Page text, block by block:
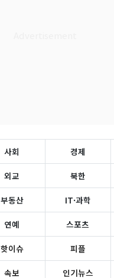
사회 경제
외교 북한
부동산 IT·과학
연예 스포츠
핫이슈 피플
속보 인기뉴스